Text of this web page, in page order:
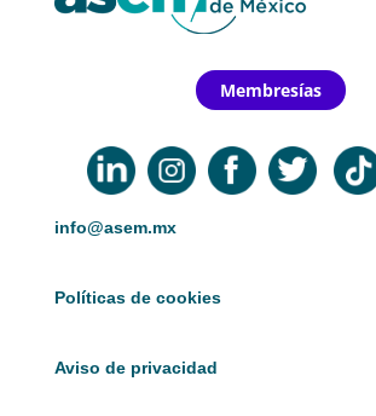
Membresías
info@asem.mx
Políticas de cookies
Aviso de privacidad